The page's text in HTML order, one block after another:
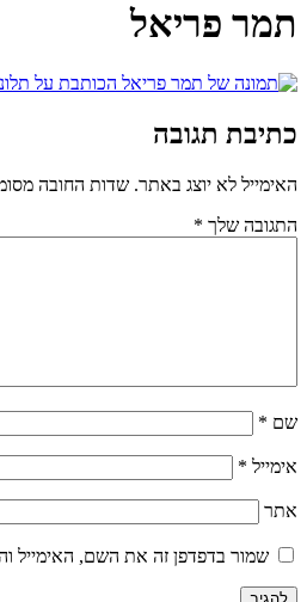
תמר פריאל
כתיבת תגובה
האימייל לא יוצג באתר. שדות החובה
התגובה שלך *
שם *
אימייל *
אתר
שמור בדפדפן זה את השם, האימייל